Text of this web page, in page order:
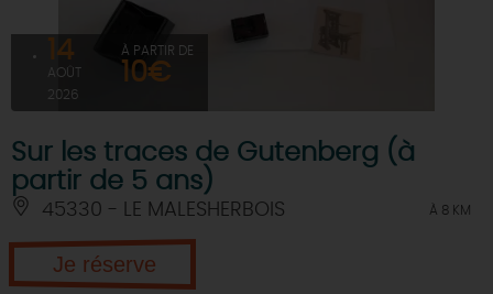
14
AOÛT
2026
À PARTIR DE
10€
Sur les traces de Gutenberg (à
partir de 5 ans)
45330 - LE MALESHERBOIS À 8 KM
Je réserve